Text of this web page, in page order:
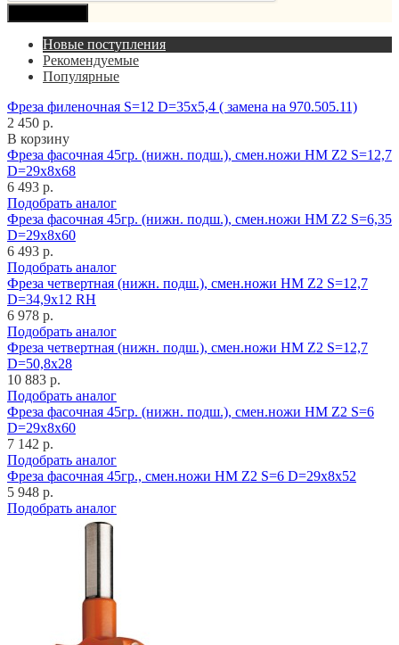
Новые поступления
Рекомендуемые
Популярные
Фреза филеночная S=12 D=35x5,4 ( замена на 970.505.11)
2 450 р.
В корзину
Фреза фасочная 45гр. (нижн. подш.), смен.ножи HM Z2 S=12,7
D=29x8x68
6 493 р.
Подобрать аналог
Фреза фасочная 45гр. (нижн. подш.), смен.ножи HM Z2 S=6,35
D=29x8x60
6 493 р.
Подобрать аналог
Фреза четвертная (нижн. подш.), смен.ножи HM Z2 S=12,7
D=34,9x12 RH
6 978 р.
Подобрать аналог
Фреза четвертная (нижн. подш.), смен.ножи HM Z2 S=12,7
D=50,8x28
10 883 р.
Подобрать аналог
Фреза фасочная 45гр. (нижн. подш.), смен.ножи HM Z2 S=6
D=29x8x60
7 142 р.
Подобрать аналог
Фреза фасочная 45гр., смен.ножи HM Z2 S=6 D=29x8x52
5 948 р.
Подобрать аналог